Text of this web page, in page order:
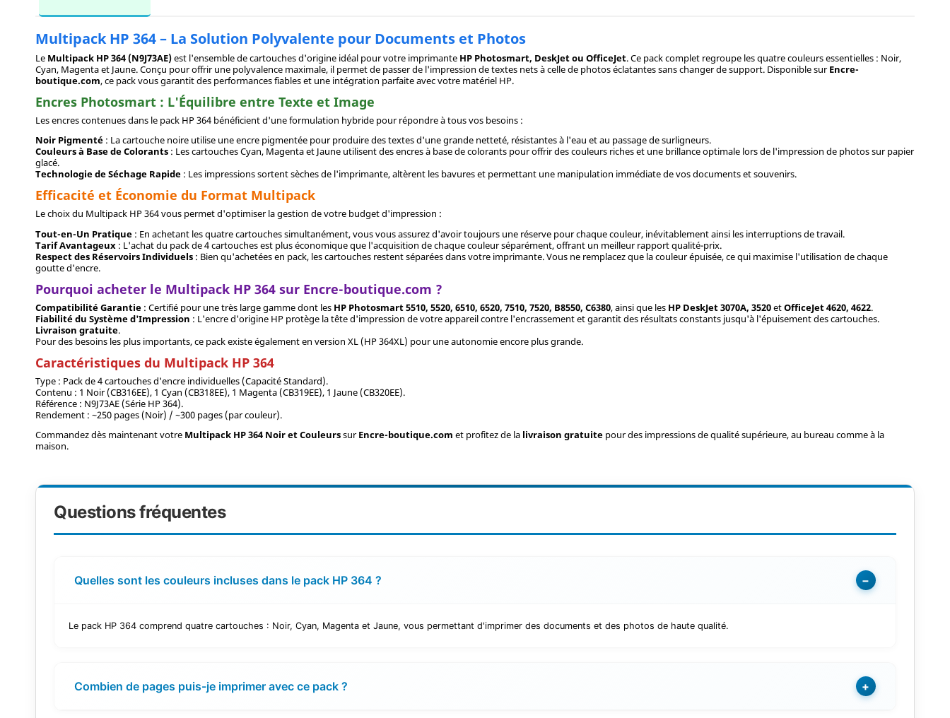
Multipack HP 364 – La Solution Polyvalente pour Documents et Photos
Le Multipack HP 364 (N9J73AE)est l'ensemble de cartouches d'origine idéal pour votre imprimante HP Photosmart, DeskJet ou OfficeJet. Ce pack complet regroupe les quatre couleurs essentielles : Noir,
Cyan, Magenta et Jaune. Conçu pour offrir une polyvalence maximale, il permet de passer de l'impression de textes nets à celle de photos éclatantes sans changer de support. Disponible surEncre-
boutique.com, ce pack vous garantit des performances fiables et une intégration parfaite avec votre matériel HP.
Encres Photosmart : L'Équilibre entre Texte et Image
Les encres contenues dans le pack HP 364 bénéficient d'une formulation hybride pour répondre à tous vos besoins :
Noir Pigmenté : La cartouche noire utilise une encre pigmentée pour produire des textes d'une grande netteté, résistantes à l'eau et au passage de surligneurs.
Couleurs à Base de Colorants : Les cartouches Cyan, Magenta et Jaune utilisent des encres à base de colorants pour offrir des couleurs riches et une brillance optimale lors de l'impression de photos sur papier
glacé.
Technologie de Séchage Rapide : Les impressions sortent sèches de l'imprimante, altèrent les bavures et permettant une manipulation immédiate de vos documents et souvenirs.
Efficacité et Économie du Format Multipack
Le choix du Multipack HP 364 vous permet d'optimiser la gestion de votre budget d'impression :
Tout-en-Un Pratique : En achetant les quatre cartouches simultanément, vous vous assurez d'avoir toujours une réserve pour chaque couleur, inévitablement ainsi les interruptions de travail.
Tarif Avantageux : L'achat du pack de 4 cartouches est plus économique que l'acquisition de chaque couleur séparément, offrant un meilleur rapport qualité-prix.
Respect des Réservoirs Individuels : Bien qu'achetées en pack, les cartouches restent séparées dans votre imprimante. Vous ne remplacez que la couleur épuisée, ce qui maximise l'utilisation de chaque
goutte d'encre.
Pourquoi acheter le Multipack HP 364 sur Encre-boutique.com ?
Compatibilité Garantie : Certifié pour une très large gamme dont les HP Photosmart 5510, 5520, 6510, 6520, 7510, 7520, B8550, C6380, ainsi que les HP DeskJet 3070A, 3520etOfficeJet 4620, 4622.
Fiabilité du Système d'Impression : L'encre d'origine HP protège la tête d'impression de votre appareil contre l'encrassement et garantit des résultats constants jusqu'à l'épuisement des cartouches.
Livraison gratuite.
Pour des besoins les plus importants, ce pack existe également en version XL (HP 364XL) pour une autonomie encore plus grande.
Caractéristiques du Multipack HP 364
Type : Pack de 4 cartouches d'encre individuelles (Capacité Standard).
Contenu : 1 Noir (CB316EE), 1 Cyan (CB318EE), 1 Magenta (CB319EE), 1 Jaune (CB320EE).
Référence : N9J73AE (Série HP 364).
Rendement : ~250 pages (Noir) / ~300 pages (par couleur).
Commandez dès maintenant votre Multipack HP 364 Noir et CouleurssurEncre-boutique.com et profitez de la livraison gratuite pour des impressions de qualité supérieure, au bureau comme à la
maison.
Questions fréquentes
Quelles sont les couleurs incluses dans le pack HP 364 ? −
Le pack HP 364 comprend quatre cartouches : Noir, Cyan, Magenta et Jaune, vous permettant d'imprimer des documents et des photos de haute qualité.
Combien de pages puis-je imprimer avec ce pack ? +